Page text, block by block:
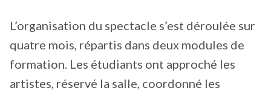
L’organisation du spectacle s’est déroulée sur
quatre mois, répartis dans deux modules de
formation. Les étudiants ont approché les
artistes, réservé la salle, coordonné les